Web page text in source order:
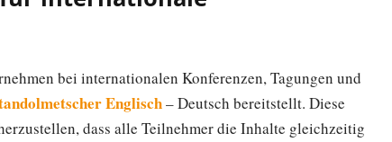
bei internationalen Konferenzen, Tagungen und
Englisch– Deutsch bereitstellt. Diese
dass alle Teilnehmer die Inhalte gleichzeitig